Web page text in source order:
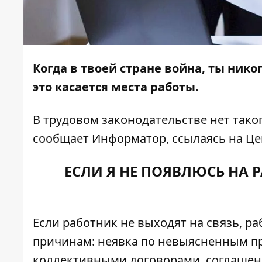
Когда в твоей стране война, ты
это касается места работы.
В трудовом законодательстве нет
сообщает Информатор, ссылаясь на
ЕСЛИ Я НЕ ПОЯВЛЮСЬ НА
Если работник не выходят на связь,
причинам: неявка по невыясненным